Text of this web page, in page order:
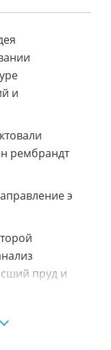
и
рембрандт
э
пруд и